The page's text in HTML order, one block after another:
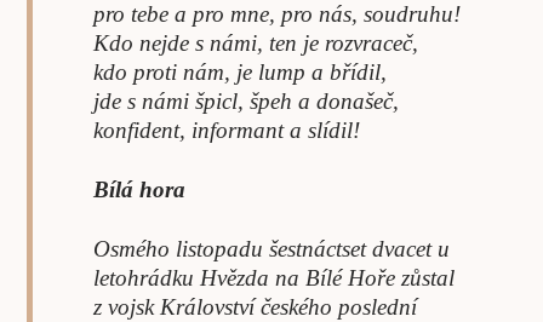
pro tebe a pro mne, pro nás, soudruhu!
Kdo nejde s námi, ten je rozvraceč,
kdo proti nám, je lump a břídil,
jde s námi špicl, špeh a donašeč,
konfident, informant a slídil!
Bílá hora
Osmého listopadu šestnáctset dvacet u
letohrádku Hvězda na Bílé Hoře zůstal
z vojsk Království českého poslední